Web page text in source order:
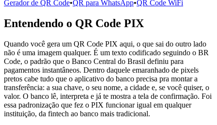
Gerador de QR Code•QR para WhatsApp•QR Code WiFi
Entendendo o QR Code PIX
Quando você gera um QR Code PIX aqui, o que sai do outro lado
não é uma imagem qualquer. É um texto codificado seguindo o BR
Code, o padrão que o Banco Central do Brasil definiu para
pagamentos instantâneos. Dentro daquele emaranhado de pixels
pretos cabe tudo que o aplicativo do banco precisa pra montar a
transferência: a sua chave, o seu nome, a cidade e, se você quiser, o
valor. O banco lê, interpreta e já te mostra a tela de confirmação. Foi
essa padronização que fez o PIX funcionar igual em qualquer
instituição, da fintech ao banco mais tradicional.